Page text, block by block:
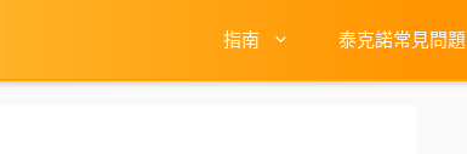
指南 泰克諾常見問題